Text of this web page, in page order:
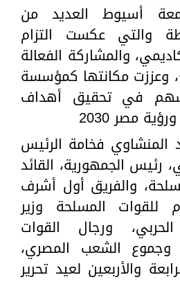
أسيوط العديد من
والتي عكست التزام
والمشاركة الفعالة
وعززت مكانتها كمؤسسة
في تحقيق أهداف
مصر 2030
المنشاوي فخامة الرئيس
رئيس الجمهورية، القائد
والفريق أول أشرف
للقوات المسلحة وزير
الحربي، ورجال القوات
وجموع الشعب المصري،
والأربعين لعيد تحرير